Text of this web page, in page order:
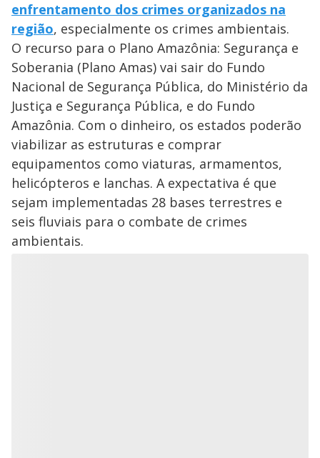
enfrentamento dos crimes organizados na
região, especialmente os crimes ambientais.
O recurso para o Plano Amazônia: Segurança e
Soberania (Plano Amas) vai sair do Fundo
Nacional de Segurança Pública, do Ministério da
Justiça e Segurança Pública, e do Fundo
Amazônia. Com o dinheiro, os estados poderão
viabilizar as estruturas e comprar
equipamentos como viaturas, armamentos,
helicópteros e lanchas. A expectativa é que
sejam implementadas 28 bases terrestres e
seis fluviais para o combate de crimes
ambientais.